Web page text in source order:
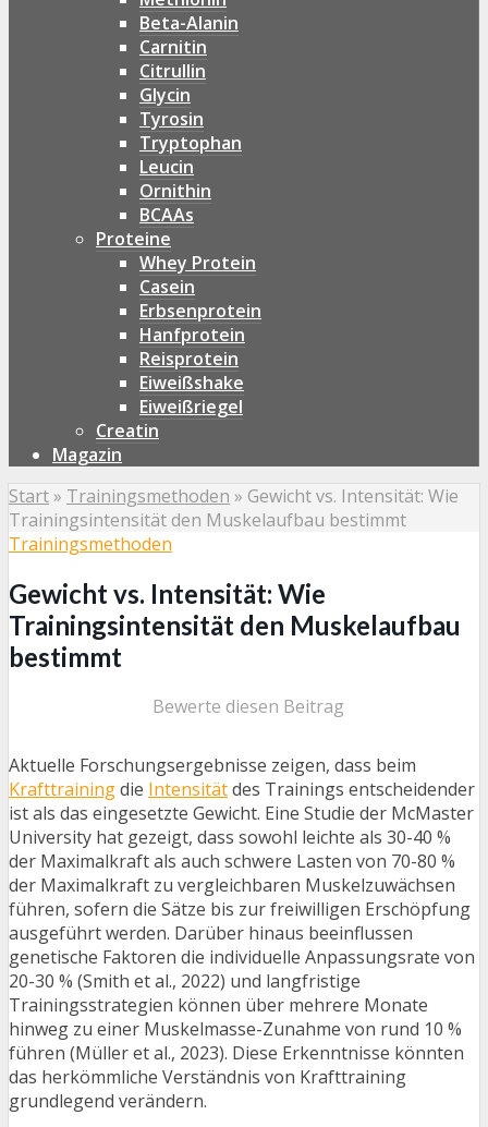
Beta-Alanin
Carnitin
Citrullin
Glycin
Tyrosin
Tryptophan
Leucin
Ornithin
BCAAs
Proteine
Whey Protein
Casein
Erbsenprotein
Hanfprotein
Reisprotein
Eiweißshake
Eiweißriegel
Creatin
Magazin
Start» Trainingsmethoden » Gewicht vs. Intensität: Wie
Trainingsintensität den Muskelaufbau bestimmt
Trainingsmethoden
Gewicht vs. Intensität: Wie
Trainingsintensität den Muskelaufbau
bestimmt
Bewerte diesen Beitrag
Aktuelle Forschungsergebnisse zeigen, dass beim
Krafttrainingdie Intensitätdes Trainings entscheidender
ist als das eingesetzte Gewicht. Eine Studie der McMaster
University hat gezeigt, dass sowohl leichte als 30-40 %
der Maximalkraftals auch schwere Lasten von 70-80 %
der Maximalkraft zu vergleichbaren Muskelzuwächsen
führen, sofern die Sätze bis zur freiwilligen Erschöpfung
ausgeführt werden. Darüber hinaus beeinflussen
genetische Faktoren die individuelle Anpassungsrate von
20-30 % (Smith et al., 2022) und langfristige
Trainingsstrategien können über mehrere Monate
hinweg zu einer Muskelmasse-Zunahme von rund 10 %
führen (Müller et al., 2023). Diese Erkenntnisse könnten
das herkömmliche Verständnis von Krafttraining
grundlegend verändern.